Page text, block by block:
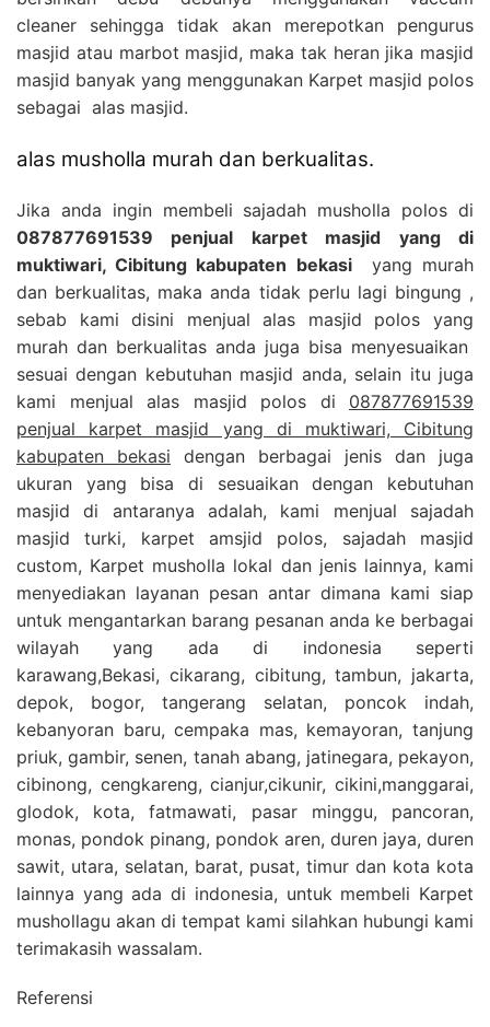
cleaner sehingga tidak akan merepotkan pengurus
masjid atau marbot masjid, maka tak heran jika masjid
masjid banyak yang menggunakan Karpet masjid polos
sebagai alas masjid.
alas musholla murah dan berkualitas.
Jika anda ingin membeli sajadah musholla polos di
087877691539 penjual karpet masjid yang di
muktiwari, Cibitung kabupaten bekasiyang murah
dan berkualitas, maka anda tidak perlu lagi bingung ,
sebab kami disini menjual alas masjid polos yang
murah dan berkualitas anda juga bisa menyesuaikan
sesuai dengan kebutuhan masjid anda, selain itu juga
kami menjual alas masjid polos di 087877691539
penjual karpet masjid yang di muktiwari, Cibitung
kabupaten bekasi dengan berbagai jenis dan juga
ukuran yang bisa di sesuaikan dengan kebutuhan
masjid di antaranya adalah, kami menjual sajadah
masjid turki, karpet amsjid polos, sajadah masjid
custom, Karpet musholla lokal dan jenis lainnya, kami
menyediakan layanan pesan antar dimana kami siap
untuk mengantarkan barang pesanan anda ke berbagai
wilayah yang ada di indonesia seperti
karawang,Bekasi, cikarang, cibitung, tambun, jakarta,
depok, bogor, tangerang selatan, poncok indah,
kebanyoran baru, cempaka mas, kemayoran, tanjung
priuk, gambir, senen, tanah abang, jatinegara, pekayon,
cibinong, cengkareng, cianjur,cikunir, cikini,manggarai,
glodok, kota, fatmawati, pasar minggu, pancoran,
monas, pondok pinang, pondok aren, duren jaya, duren
sawit, utara, selatan, barat, pusat, timur dan kota kota
lainnya yang ada di indonesia, untuk membeli Karpet
mushollagu akan di tempat kami silahkan hubungi kami
terimakasih wassalam.
Referensi